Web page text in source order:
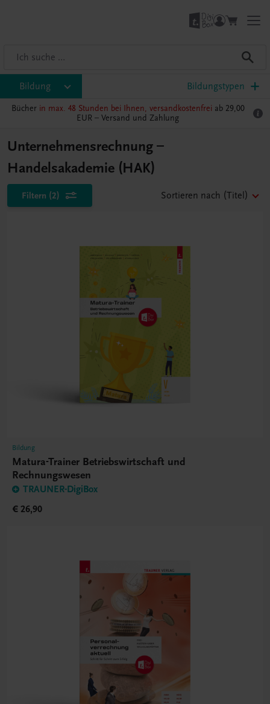
Bildung Bildungstypen
Bücher in max. 48 Stunden bei Ihnen, versandkostenfrei ab 29,00
EUR – Versand und Zahlung
Unternehmensrechnung –
Handelsakademie (HAK)
Filtern (2) Sortieren nach (Titel)
Bildung
Matura-Trainer Betriebswirtschaft und
Rechnungswesen
TRAUNER-DigiBox
€ 26,90